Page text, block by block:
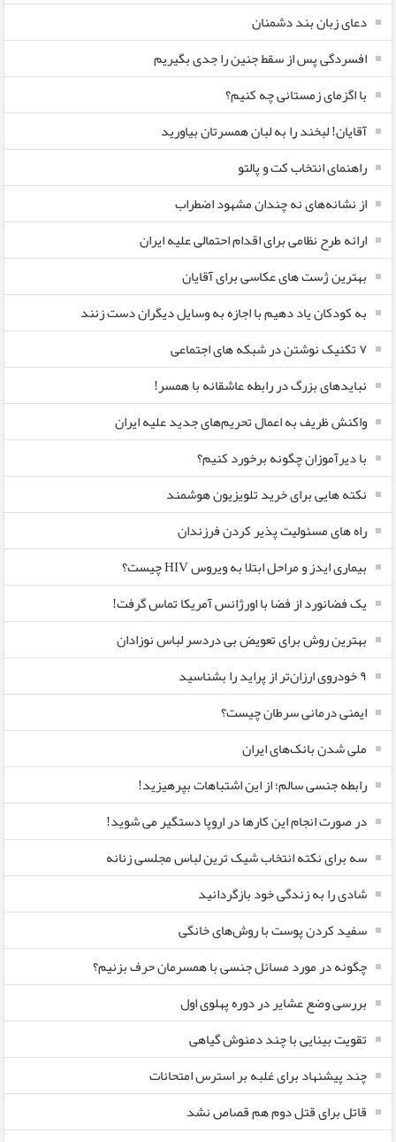
دعای زبان بند دشمنان
افسردگی پس از سقط جنین را جدی بگیریم
با اگزمای زمستانی چه کنیم؟
آقایان! لبخند را به لبان همسرتان بیاورید
راهنمای انتخاب کت و پالتو
از نشانه‌های نه چندان مشهود اضطراب
ارائه طرح نظامی برای اقدام احتمالی علیه ایران
بهترین ژست های عکاسی برای آقایان
به کودکان یاد دهیم با اجازه به وسایل دیگران دست زنند
۷ تکنیک نوشتن در شبکه های اجتماعی
نبایدهای بزرگ در رابطه عاشقانه با همسر!
واکنش ظریف به اعمال تحریم‌های جدید علیه ایران
با دیرآموزان چگونه برخورد کنیم؟
نکته هایی برای خرید تلویزیون هوشمند
راه های مسئولیت پذیر کردن فرزندان
بیماری ایدز و مراحل ابتلا به ویروس HIV چیست؟
یک فضانورد از فضا با اورژانس آمریکا تماس گرفت!
بهترین روش برای تعویض بی دردسر لباس نوزادان
٩ خودروی ارزان‌تر از پراید را بشناسید
ایمنی درمانی سرطان چیست؟
ملی شدن بانک‌های ایران
رابطه جنسی سالم؛ از این اشتباهات بپرهیزید!
در صورت انجام این کارها در اروپا دستگیر می شوید!
سه برای نکته انتخاب شیک ترین لباس مجلسی زنانه
شادی را به زندگی خود بازگردانید
سفید کردن پوست با روش‌های خانگی
چگونه در مورد مسائل جنسی با همسرمان حرف بزنیم؟
بررسی وضع عشایر در دوره پهلوی اول
تقویت بینایی با چند دمنوش گیاهی
چند پیشنهاد برای غلبه بر استرس امتحانات
قاتل برای قتل دوم هم قصاص نشد